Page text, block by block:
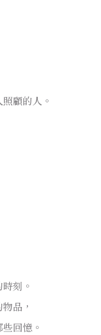
顧的人。
刻。
品，
回憶。